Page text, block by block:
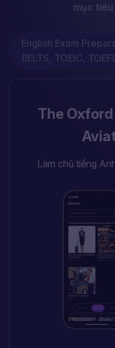
mục
English Exam
(IELTS, TOEIC,
The
Làm chủ tiếng
U.S
Chuẩn bị toàn
Nắm vững lịch sử,
Kỳ với các bài học